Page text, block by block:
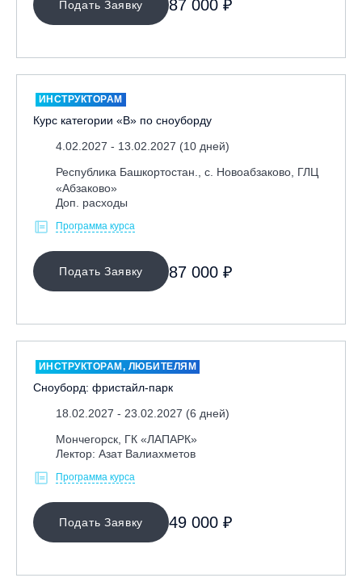
Подать Заявку 87 000 ₽
ИНСТРУКТОРАМ
Курс категории «В» по сноуборду
4.02.2027 - 13.02.2027 (10 дней)
Республика Башкортостан., с. Новоабзаково, ГЛЦ
«Абзаково»
Доп. расходы
Программа курса
Подать Заявку 87 000 ₽
ИНСТРУКТОРАМ, ЛЮБИТЕЛЯМ
Сноуборд: фристайл-парк
18.02.2027 - 23.02.2027 (6 дней)
Мончегорск, ГК «ЛАПАРК»
Лектор: Азат Валиахметов
Программа курса
Подать Заявку 49 000 ₽